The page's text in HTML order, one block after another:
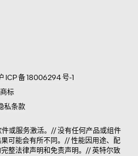
ICP 备 18006294 号-1
标
私条款
或服务激活。// 没有任何产品或组件
可能会有所不同。// 性能因用途、配
整法律声明和免责声明。// 英特尔致